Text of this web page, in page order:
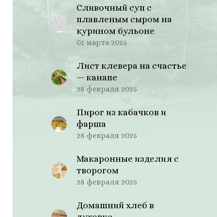
Сливочный суп с
плавленым сыром на
курином бульоне
01 марта 2025
Лист клевера на счастье
— канапе
28 февраля 2025
Пирог из кабачков и
фарша
28 февраля 2025
Макаронные изделия с
творогом
28 февраля 2025
Домашний хлеб в